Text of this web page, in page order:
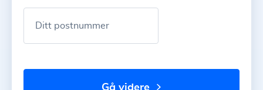
Ditt postnummer
gå videre